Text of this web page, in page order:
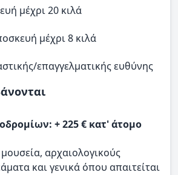
μέχρι 20 κιλά
μέχρι 8 κιλά
επαγγελματικής ευθύνης
+ 225 € κατ' άτομο
αρχαιολογικούς
και γενικά όπου απαιτείται